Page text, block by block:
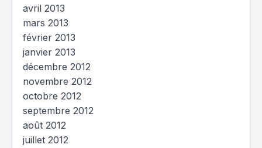
avril 2013
mars 2013
février 2013
janvier 2013
décembre 2012
novembre 2012
octobre 2012
septembre 2012
août 2012
juillet 2012